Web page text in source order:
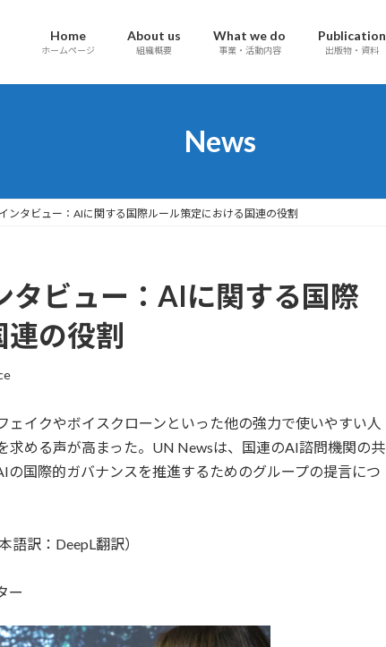
Home
ホームページ
About us
組織概要
What we do
事業・活動内容
Publication
出版物・資料
News
ンタビュー：AIに関する国際ルール策定における国連の役割
タビュー：AIに関する国際
の役割
ェイクやボイスクローンといった他の強力で使いやすい人
求める声が高まった。UN Newsは、国連のAI諮問機関の共
国際的ガバナンスを推進するためのグループの提言につ
語訳：DeepL翻訳）
ー